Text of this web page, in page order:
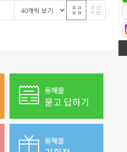
동해몰
묻고 답하기
동해몰